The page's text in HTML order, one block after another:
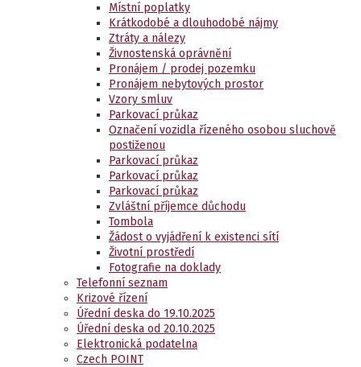
Místní poplatky
Krátkodobé a dlouhodobé nájmy
Ztráty a nálezy
Živnostenská oprávnění
Pronájem / prodej pozemku
Pronájem nebytových prostor
Vzory smluv
Parkovací průkaz
Označení vozidla řízeného osobou sluchově
postiženou
Parkovací průkaz
Parkovací průkaz
Parkovací průkaz
Zvláštní příjemce důchodu
Tombola
Žádost o vyjádření k existenci sítí
Životní prostředí
Fotografie na doklady
Telefonní seznam
Krizové řízení
Úřední deska do 19.10.2025
Úřední deska od 20.10.2025
Elektronická podatelna
Czech POINT